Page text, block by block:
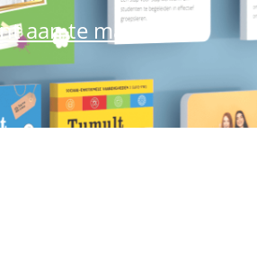
aan te maken.